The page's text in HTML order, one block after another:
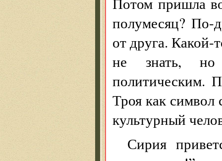
полумесяц? По-
от друга. Какой-
не знать, но
политическим.
Троя как символ
культурный
Сирия